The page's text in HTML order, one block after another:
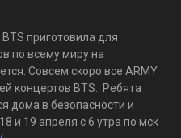
приготовила для
по всему миру на
Совсем скоро все ARMY
концертов BTS. Ребята
дома в безопасности и
и 19 апреля с 6 утра по мск